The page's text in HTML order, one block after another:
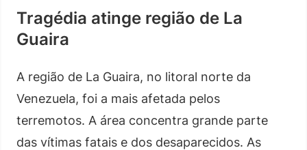
Tragédia atinge região de La
Guaira
A região de La Guaira, no litoral norte da
Venezuela, foi a mais afetada pelos
terremotos. A área concentra grande parte
das vítimas fatais e dos desaparecidos. As